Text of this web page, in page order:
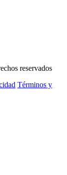
reservados
Términos y